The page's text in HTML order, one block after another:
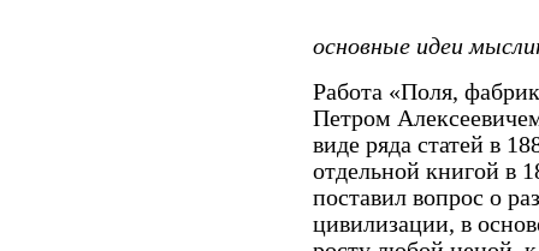
основные идеи
Работа «Поля,
Петром
виде ряда статей в
отдельной книгой в
поставил вопрос о
цивилизации, в